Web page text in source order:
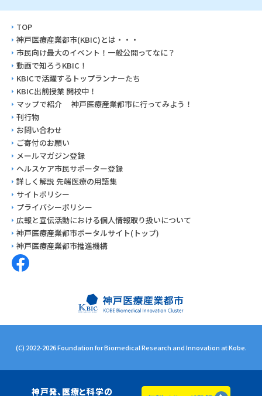
TOP
神戸医療産業都市(KBIC)とは・・・
市民向け最大のイベント！ 一般公開ってなに？
動画で知ろうKBIC！
KBICで活躍するトップランナーたち
KBIC出前授業 開校中！
マップで紹介
神戸医療産業都市に行ってみよう！
刊行物
お問い合わせ
ご寄付のお願い
メールマガジン登録
ヘルスケア市民サポーター登録
詳しく解説 先端医療の用語集
サイトポリシー
プライバシーポリシー
広報と宣伝活動における個人情報取り扱いについて
神戸医療産業都市ポータルサイト(トップ)
神戸医療産業都市推進機構
(C) 2022-2026Foundation for Biomedical Research and Innovation at Kobe.
神戸発、医療と科学の